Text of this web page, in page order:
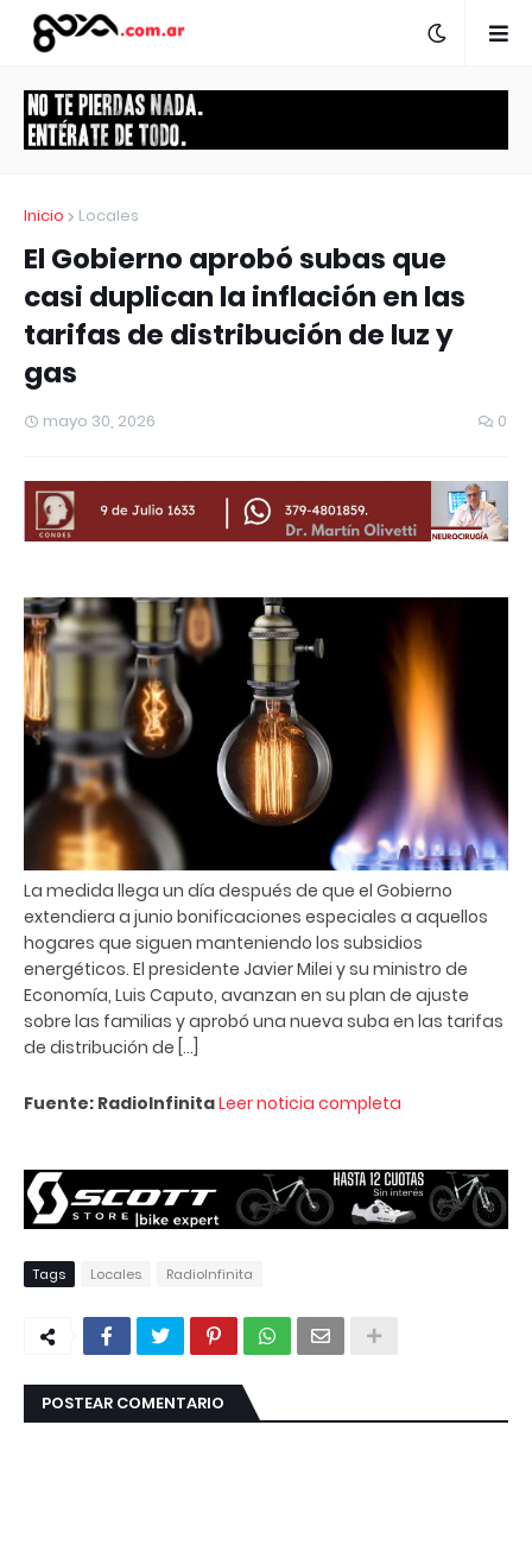
Inicio Locales
El Gobierno aprobó subas que
casi duplican la inflación en las
tarifas de distribución de luz y
gas
mayo 30, 2026 0
La medida llega un día después de que el Gobierno
extendiera a junio bonificaciones especiales a aquellos
hogares que siguen manteniendo los subsidios
energéticos. El presidente Javier Milei y su ministro de
Economía, Luis Caputo, avanzan en su plan de ajuste
sobre las familias y aprobó una nueva suba en las tarifas
de distribución de […]
Fuente: RadioInfinitaLeer noticia completa
Tags Locales RadioInfinita
POSTEAR COMENTARIO